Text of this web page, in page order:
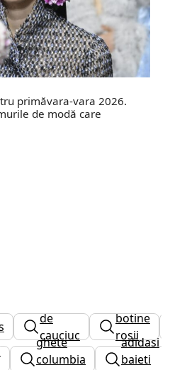
primăvara-vara 2026.
de modă care
de
cauciuc
barbati
botine
rosii
ghete
columbia
adidasi
baieti